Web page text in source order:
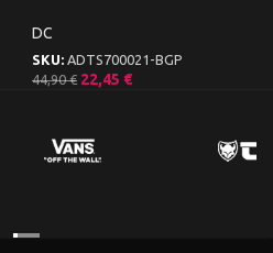
DC
SKU: ADTS700021-BGP
44,90€ 22,45 €